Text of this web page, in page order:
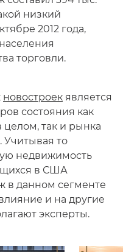
низкий
2012 года,
торговли.
новостроек является
состояния как
так и рынка
Учитывая то
недвижимость
в США
в данном сегменте
и на другие
эксперты.